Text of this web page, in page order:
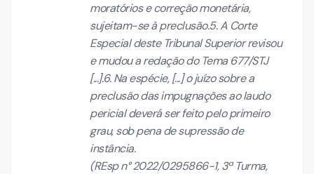
moratórios e correção monetária,
sujeitam-se à preclusão.5. A Corte
Especial deste Tribunal Superior revisou
e mudou a redação do Tema 677/STJ
[...].6. Na espécie, [...] o juízo sobre a
preclusão das impugnações ao laudo
pericial deverá ser feito pelo primeiro
grau, sob pena de supressão de
instância.
(REsp n° 2022/0295866-1, 3ª Turma,